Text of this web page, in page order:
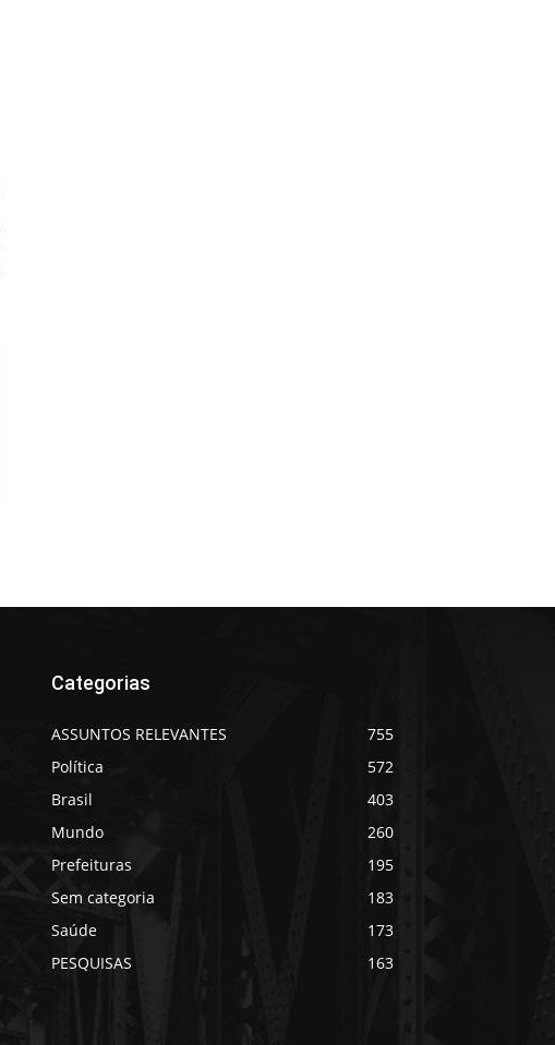
Categorias
ASSUNTOS RELEVANTES
755
Política
572
Brasil
403
Mundo
260
Prefeituras
195
Sem categoria
183
Saúde
173
PESQUISAS
163